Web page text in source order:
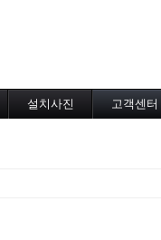
설치사진 고객센터